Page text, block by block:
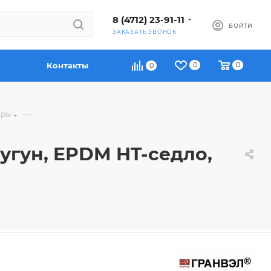
8 (4712) 23-91-11
ЗАКАЗАТЬ ЗВОНОК
ВОЙТИ
0 0 0
Контакты
—
EPDM HT-седло,